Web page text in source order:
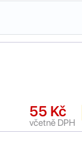
55 Kč
včetně DPH